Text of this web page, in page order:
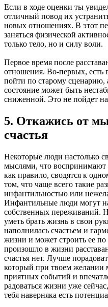
Если в ходе оценки ты
отличный повод их
новых отношениях. В этот
заняться физической
только тело, но и силу воли.
Первое время после
отношения. Во-первых, есть
пойти по старому сценарию,
состояние может быть
сниженной. Это не пойдет
5. Откажись от
счастья
Некоторые люди настолько
мыслями, что
как правило, сводятся к
том, что чаще всего такие
инфантильностью или
Инфантильные люди могут
собственных переживаний.
уметь брать жизнь в свои
наполнилась счастьем и
жизни и может строить ее
произошло в жизни
счастья нет. Лучше
который при твоем желании
приятных событий и
радоваться жизни уже
тебя наверняка есть